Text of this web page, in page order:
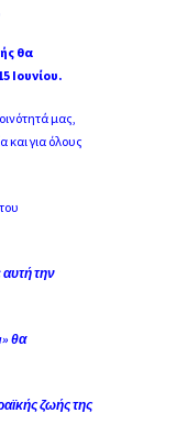
θα
Ιουνίου.
μας,
και για όλους
την
θα
ζωής της